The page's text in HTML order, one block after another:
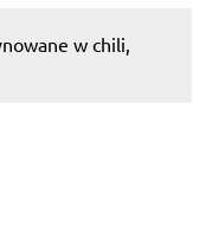
w chili,